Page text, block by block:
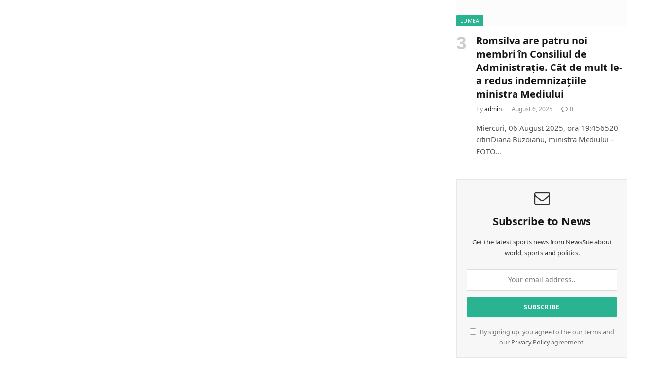
LUMEA
Romsilva are patru noi
membri în Consiliul de
Administrație. Cât de mult le-
a redus indemnizațiile
ministra Mediului
Byadmin August 6, 2025 0
Miercuri, 06 August 2025, ora 19:456520
citiriDiana Buzoianu, ministra Mediului –
FOTO…
Subscribe to News
Get the latest sports news from NewsSite about
world, sports and politics.
By signing up, you agree to the our terms and
our Privacy Policyagreement.